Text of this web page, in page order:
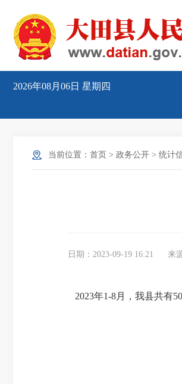
2026年08月06日 星期四
当前位置： 首页 > 政务公开 > 统计
日期：2023-09-19 16:21 来
2023年1-8月， 我县共有